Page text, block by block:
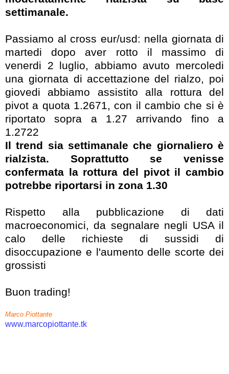
settimanale.
Passiamo al cross eur/usd: nella giornata di
martedi dopo aver rotto il massimo di
venerdi 2 luglio, abbiamo avuto mercoledi
una giornata di accettazione del rialzo, poi
giovedi abbiamo assistito alla rottura del
pivot a quota 1.2671, con il cambio che si è
riportato sopra a 1.27 arrivando fino a
1.2722
Il trend sia settimanale che giornaliero è
rialzista. Soprattutto se venisse
confermata la rottura del pivot il cambio
potrebbe riportarsi in zona 1.30
Rispetto alla pubblicazione di dati
macroeconomici, da segnalare negli USA il
calo delle richieste di sussidi di
disoccupazione e l'aumento delle scorte dei
grossisti
Buon trading!
Marco Piottante
www.marcopiottante.tk